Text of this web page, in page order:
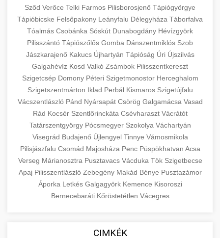
szeptest.com
abdomen contouring surgery
refresh your appearance. Upper and lower
eyelid surgery with experienced cosmetic
surgeons.
szeptest.com eyelid cosmetic procedure
📈 Paciensek Számának
Növelése
+
Case study showcasing 150% increase in
patient consultations through strategic
marketing. Learn proven methods for clinic
growth.
gildedeu.org clinic patient growth
🏥 Klinika Sikere
Esettanulmány
+
Detailed analysis of successful clinic strategies
resulting in significant patient acquisition
improvements and practice expansion.
checkmydentist.com
medical practice success
🤖 AI Marketing Bejelentkezés +
Discover how AI-driven marketing strategies
increased patient registrations by 150%.
Modern technology meets medical practice
growth.
life3.net AI marketing results
🎯 Praxis Felfuttatása +
Comprehensive guide to scaling your medical
practice. Proven strategies for patient
acquisition, retention, and practice
📊 150%-os Páciens
Real-world results showing dramatic patient
Sződ Verőce Telki Farmos Pilisborosjenő Tápiógyörgye
Tápióbicske Felsőpakony Leányfalu Délegyháza Táborfalva
Tóalmás Csobánka Sóskút Dunabogdány Hévízgyörk
Pilisszántó Tápiószőlős Gomba Dánszentmiklós Szob
Jászkarajenő Kakucs Újhartyán Tápióság Úri Újszilvás
Galgahévíz Kosd Valkó Zsámbok Pilisszentkereszt
Szigetcsép Domony Péteri Szigetmonostor Herceghalom
Szigetszentmárton Iklad Perbál Kismaros Szigetújfalu
Vácszentlászló Pánd Nyársapát Csörög Galgamácsa Vasad
Rád Kocsér Szentlőrinckáta Csévharaszt Vácrátót
Tatárszentgyörgy Pócsmegyer Szokolya Váchartyán
Visegrád Budajenő Újlengyel Tinnye Vámosmikola
Pilisjászfalu Csomád Majosháza Penc Püspökhatvan Acsa
Verseg Márianosztra Pusztavacs Vácduka Tök Szigetbecse
Apaj Pilisszentlászló Zebegény Makád Bénye Pusztazámor
Áporka Letkés Galgagyörk Kemence Kisoroszi
Bernecebaráti Kőröstetétlen Vácegres
CIMKÉK